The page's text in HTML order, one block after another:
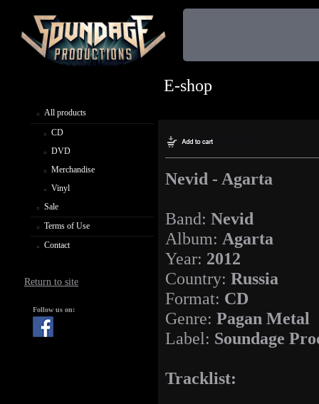
All products
CD
DVD
Merchandise
Vinyl
Sale
Terms of Use
Contact
Return to site
Follow us on:
E-shop
Nevid - Agarta
Band: Nevid
Album: Agarta
Year: 2012
Country: Russia
Format: CD
Genre: Pagan Metal
Label: Soundage
Tracklist: